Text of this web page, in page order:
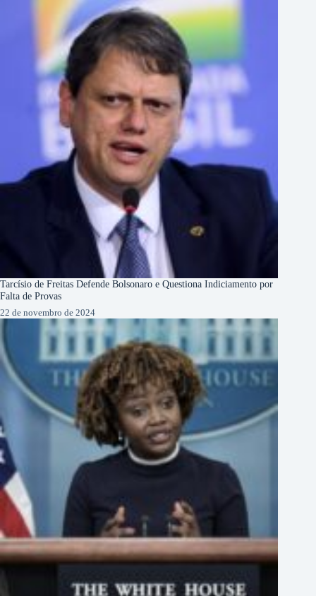
Tarcísio de Freitas Defende Bolsonaro e Questiona Indiciamento por
Falta de Provas
22 de novembro de 2024